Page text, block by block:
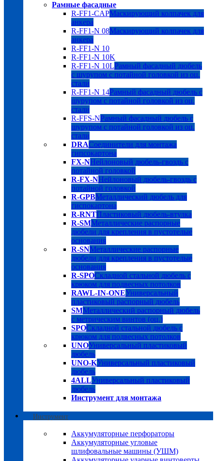
Рамные фасадные
R-FF1-CAPМаскирующий колпачек для
анкера
R-FF1-N 08Маскирующий колпачек для
анкера
R-FF1-N 10
R-FF1-N 10K
R-FF1-N 10LРамный фасадный дюбель
с шурупом с потайной головкой из оц.
стали
R-FF1-N 14Рамный фасадный дюбель с
шурупом с потайной головкой из оц.
стали
R-FFS-NРамный фасадный дюбель с
шурупом с потайной головкой из оц.
стали
DRAСоединители для монтажа
гипсокартона
FX-NНейлоновый дюбель-гвоздь с
потайной головкой
R-FX-NНейлоновый дюбель-гвоздь с
потайной головкой
R-GPBМеталлический дюбель для
гиспокартона
R-RNTПластиковый дюбель-втулка
R-SMМеталлические распорные
дюбели для крепления в пустотелые
основания
R-SNМеталлические распорные
дюбели для крепления в пустотелые
основания
R-SPOСкладной стальной дюбель с
крюком для подвесных потолков
RAWL-IN-ONEУниверсальный
пластиковый распорный дюбель
SMМеталлический распорный дюбель
с метрическим винтов (оц.)
SPOСкладной стальной дюбель с
крюком для подвесных потолков
UNOУниверсальный пластиковый
дюбель
UNO-KУниверсальный пластиковый
дюбель
4ALLУниверсальный пластиковый
дюбель
Инструмент для монтажа
Инструмент
Аккумуляторные перфораторы
Аккумуляторные угловые
шлифовальные машины (УШМ)